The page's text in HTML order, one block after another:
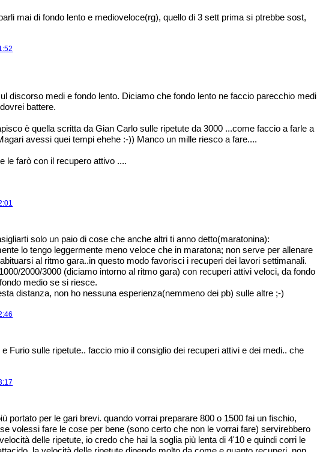
mai di fondo lento e medioveloce(rg), quello di 3 sett prima si ptrebbe sost,
discorso medi e fondo lento. Diciamo che fondo lento ne faccio parecchio medi
battere.
è quella scritta da Gian Carlo sulle ripetute da 3000 ...come faccio a farle a
avessi quei tempi ehehe :-)) Manco un mille riesco a fare....
le farò con il recupero attivo ....
solo un paio di cose che anche altri ti anno detto(maratonina):
lo tengo leggermente meno veloce che in maratona; non serve per allenare
al ritmo gara..in questo modo favorisci i recuperi dei lavori settimanali.
2000/3000 (diciamo intorno al ritmo gara) con recuperi attivi veloci, da fondo
medio se si riesce.
distanza, non ho nessuna esperienza(nemmeno dei pb) sulle altre ;-)
Furio sulle ripetute.. faccio mio il consiglio dei recuperi attivi e dei medi.. che
portato per le gari brevi. quando vorrai preparare 800 o 1500 fai un fischio,
volessi fare le cose per bene (sono certo che non le vorrai fare) servirebbero
delle ripetute, io credo che hai la soglia più lenta di 4'10 e quindi corri le